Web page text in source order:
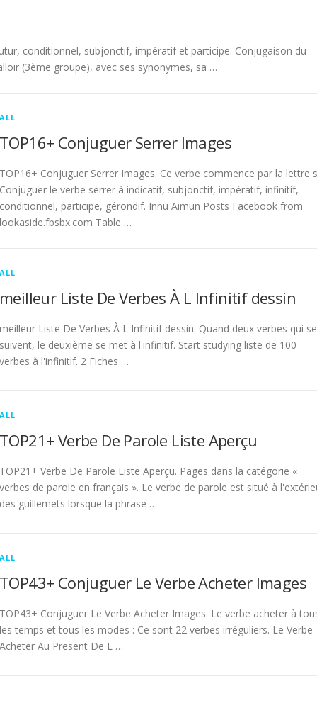
conditionnel, subjonctif, impératif et participe. Conjugaison du
(3ème groupe), avec ses synonymes, sa …
ALL
TOP16+ Conjuguer Serrer Images
TOP16+ Conjuguer Serrer Images. Ce verbe commence par la lettre
Conjuguer le verbe serrer à indicatif, subjonctif, impératif, infinitif,
conditionnel, participe, gérondif. Innu Aimun Posts Facebook from
lookaside.fbsbx.com Table …
ALL
meilleur Liste De Verbes À L Infinitif dessin
meilleur Liste De Verbes À L Infinitif dessin. Quand deux verbes qui se
suivent, le deuxième se met à l'infinitif. Start studying liste de 100
verbes à l'infinitif. 2 Fiches …
ALL
TOP21+ Verbe De Parole Liste Aperçu
TOP21+ Verbe De Parole Liste Aperçu. Pages dans la catégorie «
verbes de parole en français ». Le verbe de parole est situé à
des guillemets lorsque la phrase …
ALL
TOP43+ Conjuguer Le Verbe Acheter Images
TOP43+ Conjuguer Le Verbe Acheter Images. Le verbe acheter à
les temps et tous les modes : Ce sont 22 verbes irréguliers. Le Verbe
Acheter Au Present De L …